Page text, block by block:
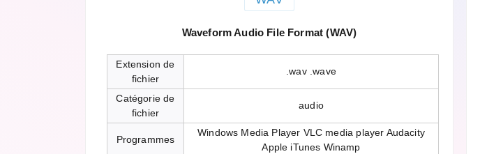
Waveform Audio File Format (WAV)
Extension de
fichier
.wav .wave
Catégorie de
fichier
audio
Programmes
Windows Media Player VLC media player Audacity
Apple iTunes Winamp